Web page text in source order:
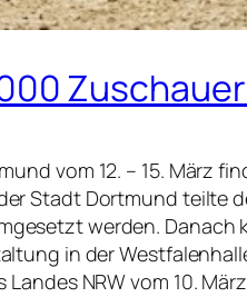
vom 12. – 15.
Stadt Dortmund teilte
werden.
in der
NRW vom 10.